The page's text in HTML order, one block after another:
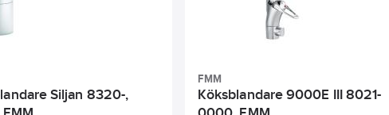
Siljan 8320-,
FMM
Köksblandare 9000E III 8021-